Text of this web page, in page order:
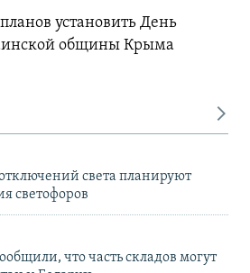
установить День
общины Крыма
света планируют
светофоров
что часть складов могут